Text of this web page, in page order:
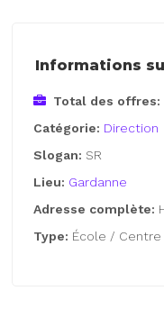
Informations
Total des offres:
Catégorie: Direction
Slogan: SR
Lieu: Gardanne
Adresse complète:
Type: École /